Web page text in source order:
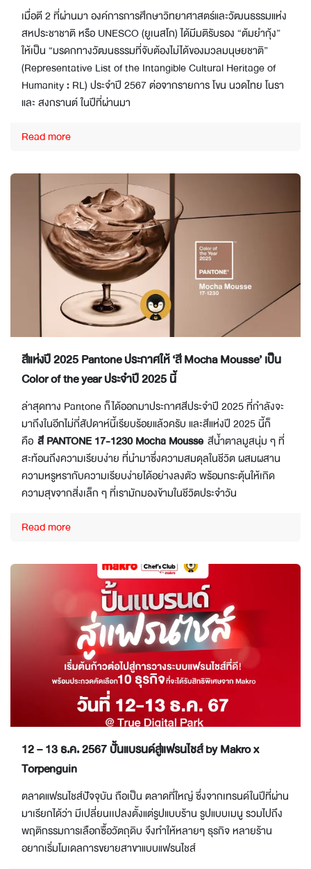
เมื่อตี 2 ที่ผ่านมา องค์การการศึกษาวิทยาศาสตร์และวัฒนธรรมแห่ง
สหประชาชาติ หรือ UNESCO (ยูเนสโก) ได้มีมติรับรอง “ต้มยำกุ้ง”
ให้เป็น “มรดกทางวัฒนธรรมที่จับต้องไม่ได้ของมวลมนุษยชาติ”
(Representative List of the Intangible Cultural Heritage of
Humanity : RL) ประจำปี 2567 ต่อจากรายการ โขน นวดไทย โนรา
และ สงกรานต์ ในปีที่ผ่านมา
Read more
สีแห่งปี 2025 Pantone ประกาศให้ ‘สี Mocha Mousse’ เป็น
Color of the year ประจำปี 2025 นี้
ล่าสุดทาง Pantone ก็ได้ออกมาประกาศสีประจำปี 2025 ที่กำลังจะ
มาถึงในอีกไม่กี่สัปดาห์นี้เรียบร้อยแล้วครับ และสีแห่งปี 2025 นี้ก็
คือ สี PANTONE 17-1230 Mocha Mousseสีน้ำตาลมูสนุ่ม ๆ ที่
สะท้อนถึงความเรียบง่าย ที่นำมาซึ่งความสมดุลในชีวิต ผสมผสาน
ความหรูหรากับความเรียบง่ายได้อย่างลงตัว พร้อมกระตุ้นให้เกิด
ความสุขจากสิ่งเล็ก ๆ ที่เรามักมองข้ามในชีวิตประจำวัน
Read more
12 – 13 ธ.ค. 2567 ปั้นแบรนด์สู่แฟรนไชส์ by Makro x
Torpenguin
ตลาดแฟรนไชส์ปัจจุบัน ถือเป็น ตลาดที่ใหญ่ ซึ่งจากเทรนด์ในปีที่ผ่าน
มาเรียกได้ว่า มีเปลี่ยนเเปลงตั้งแต่รูปแบบร้าน รูปแบบเมนู รวมไปถึง
พฤติกรรมการเลือกซื้อวัตถุดิบ จึงทำให้หลายๆ ธุรกิจ หลายร้าน
อยากเริ่มโมเดลการขยายสาขาแบบแฟรนไชส์